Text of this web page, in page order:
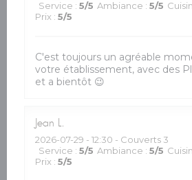
Service : 5/5 Ambiance : 5/5
Prix : 5/5
C'est toujours un agréable
votre établissement, avec des
et a bientôt 😉
Jean L
2026-07-29 - 12:30 - Couverts 3
Service : 5/5 Ambiance : 5/5
Prix : 5/5